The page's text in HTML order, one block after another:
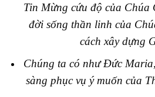
Tin Mừng cứu độ của Chúa
đời sống thần linh của
cách xây dựng
Chúng ta có như Đức
sàng phục vụ ý muốn của